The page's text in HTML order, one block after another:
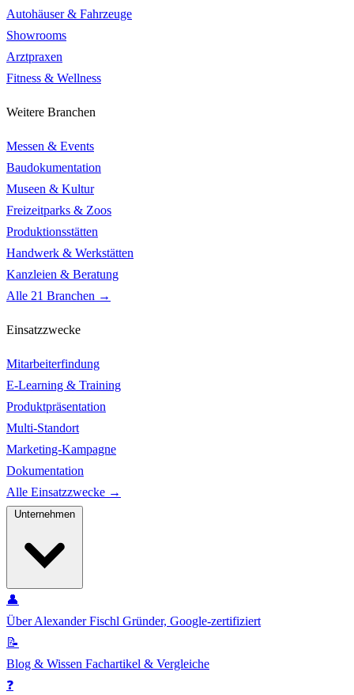
Autohäuser & Fahrzeuge
Showrooms
Arztpraxen
Fitness & Wellness
Weitere Branchen
Messen & Events
Baudokumentation
Museen & Kultur
Freizeitparks & Zoos
Produktionsstätten
Handwerk & Werkstätten
Kanzleien & Beratung
Alle 21 Branchen →
Einsatzzwecke
Mitarbeiterfindung
E-Learning & Training
Produktpräsentation
Multi-Standort
Marketing-Kampagne
Dokumentation
Alle Einsatzzwecke →
👤
Über Alexander Fischl Gründer, Google-zertifiziert
📝
Blog & Wissen Fachartikel & Vergleiche
❓